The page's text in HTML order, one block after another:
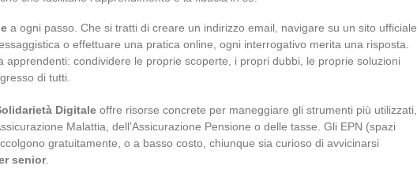
a ogni passo. Che si tratti di creare un indirizzo email, navigare su un sito ufficiale,
o effettuare una pratica online, ogni interrogativo merita una risposta.
apprendenti: condividere le proprie scoperte, i propri dubbi, le proprie soluzioni
di tutti.
Digitale offre risorse concrete per maneggiare gli strumenti più utilizzati,
Malattia, dell’Assicurazione Pensione o delle tasse. Gli EPN (spazi
gratuitamente, o a basso costo, chiunque sia curioso di avvicinarsi
senior.